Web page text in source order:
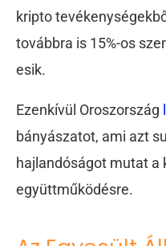
kripto
továbbra is 15%-os
esik.
Ezenkívül Oroszország
bányászatot, ami azt
hajlandóságot mutat a
együttműködésre.